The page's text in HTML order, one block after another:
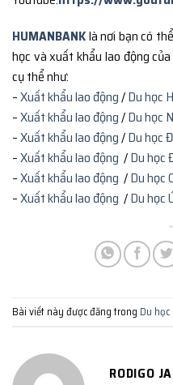
HUMANBANKlà nơi bạn có
học và xuất khẩu lao động
cụ thể như:
–Xuất khẩu lao động/Du học
–Xuất khẩu lao động/Du học
–Xuất khẩu lao động/Du học
–Xuất khẩu lao động /Du học
–Xuất khẩu lao động /Du học
–Xuất khẩu lao động /Du học
Bài viết này được đăng trong Du
RODIGO